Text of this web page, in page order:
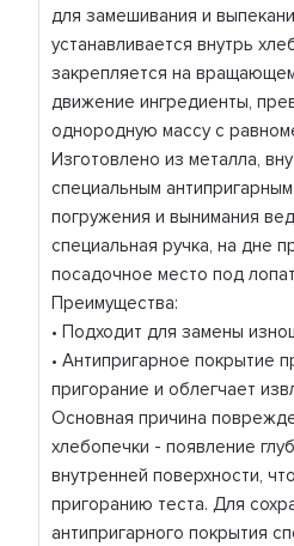
для замешивания и
устанавливается внутрь
закрепляется на
движение ингредиенты,
однородную массу с
Изготовлено из металла,
специальным
погружения и вынимания
специальная ручка, на дне
посадочное место под
Преимущества:
• Подходит для замены
• Антипригарное покрытие
пригорание и облегчает
Основная причина
хлебопечки - появление
внутренней поверхности,
пригоранию теста. Для
антипригарного покрытия